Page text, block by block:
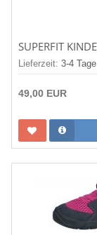
Lieferzeit: 3-4 Tage
49,00 EUR